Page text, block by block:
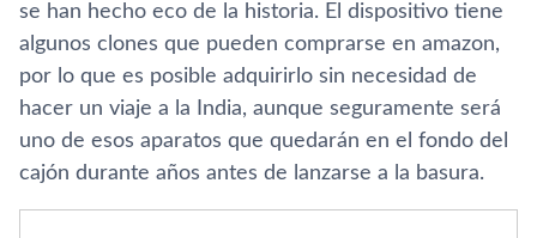
se han hecho eco de la historia. El dispositivo tiene
algunos clones que pueden comprarse en amazon,
por lo que es posible adquirirlo sin necesidad de
hacer un viaje a la India, aunque seguramente será
uno de esos aparatos que quedarán en el fondo del
cajón durante años antes de lanzarse a la basura.